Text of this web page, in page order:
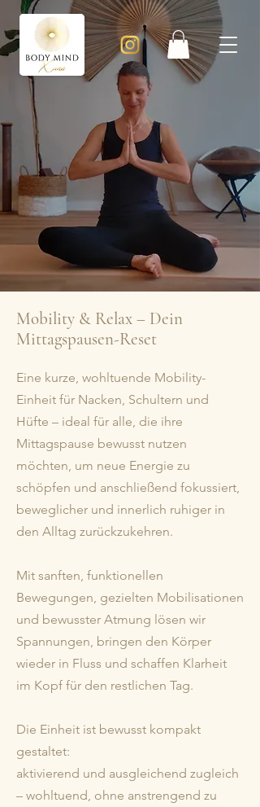
Mobility & Relax – Dein
Mittagspausen-Reset
Eine kurze, wohltuende Mobility-
Einheit für Nacken, Schultern und
Hüfte – ideal für alle, die ihre
Mittagspause bewusst nutzen
möchten, um neue Energie zu
schöpfen und anschließend fokussiert,
beweglicher und innerlich ruhiger in
den Alltag zurückzukehren.
Mit sanften, funktionellen
Bewegungen, gezielten Mobilisationen
und bewusster Atmung lösen wir
Spannungen, bringen den Körper
wieder in Fluss und schaffen Klarheit
im Kopf für den restlichen Tag.
Die Einheit ist bewusst kompakt
gestaltet:
aktivierend und ausgleichend zugleich
– wohltuend, ohne anstrengend zu